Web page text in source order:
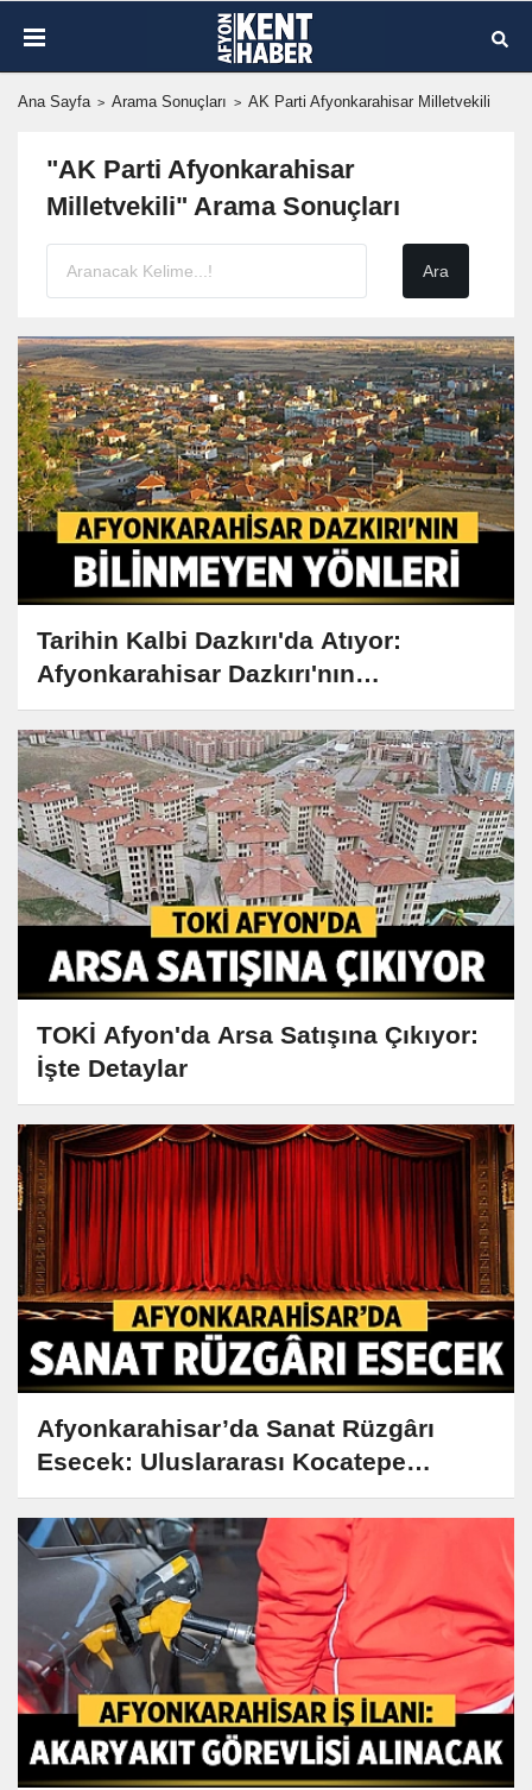
Ana Sayfa Arama Sonuçları AK Parti Afyonkarahisar Milletvekili
"AK Parti Afyonkarahisar
Milletvekili" Arama Sonuçları
Tarihin Kalbi Dazkırı'da Atıyor:
Afyonkarahisar Dazkırı'nın
Bilinmeyen Yönleri
TOKİ Afyon'da Arsa Satışına Çıkıyor:
İşte Detaylar
Afyonkarahisar’da Sanat Rüzgârı
Esecek: Uluslararası Kocatepe
Tiyatro Festivali Yolda!